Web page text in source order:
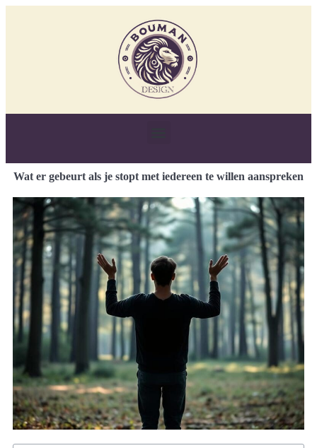
Wat er gebeurt als je stopt met iedereen te willen aanspreken